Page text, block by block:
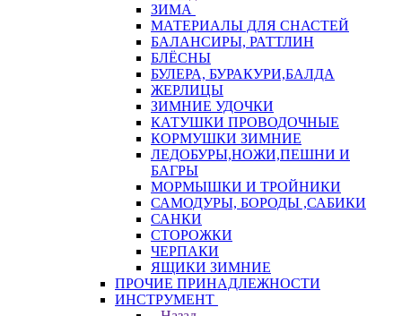
ЗИМА
МАТЕРИАЛЫ ДЛЯ СНАСТЕЙ
БАЛАНСИРЫ, РАТТЛИН
БЛЁСНЫ
БУЛЕРА, БУРАКУРИ,БАЛДА
ЖЕРЛИЦЫ
ЗИМНИЕ УДОЧКИ
КАТУШКИ ПРОВОДОЧНЫЕ
КОРМУШКИ ЗИМНИЕ
ЛЕДОБУРЫ,НОЖИ,ПЕШНИ И
БАГРЫ
МОРМЫШКИ И ТРОЙНИКИ
САМОДУРЫ, БОРОДЫ ,САБИКИ
САНКИ
СТОРОЖКИ
ЧЕРПАКИ
ЯЩИКИ ЗИМНИЕ
ПРОЧИЕ ПРИНАДЛЕЖНОСТИ
ИНСТРУМЕНТ